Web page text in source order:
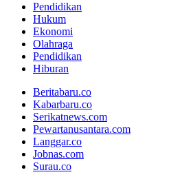
Pendidikan
Hukum
Ekonomi
Olahraga
Pendidikan
Hiburan
Beritabaru.co
Kabarbaru.co
Serikatnews.com
Pewartanusantara.com
Langgar.co
Jobnas.com
Surau.co